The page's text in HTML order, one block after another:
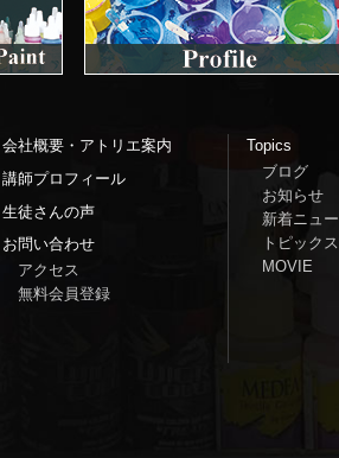
会社概要・アトリエ案内
講師プロフィール
生徒さんの声
お問い合わせ
アクセス
無料会員登録
Topics
ブログ
お知らせ
新着ニュ
トピックス
MOVIE